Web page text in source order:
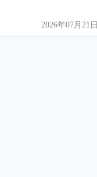
2026年07月21日